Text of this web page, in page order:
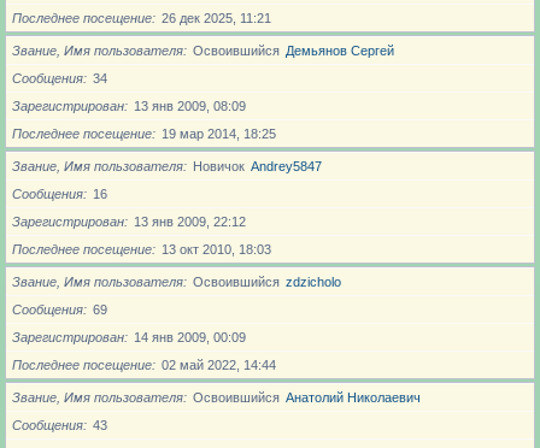
Последнее посещение
26 дек 2025, 11:21
Звание, Имя пользователя Освоившийся Демьянов Сергей
Сообщения
34
Зарегистрирован
13 янв 2009, 08:09
Последнее посещение
19 мар 2014, 18:25
Звание, Имя пользователя Новичoк Andrey5847
Сообщения
16
Зарегистрирован
13 янв 2009, 22:12
Последнее посещение
13 окт 2010, 18:03
Звание, Имя пользователя Освоившийся zdzicholo
Сообщения
69
Зарегистрирован
14 янв 2009, 00:09
Последнее посещение
02 май 2022, 14:44
Звание, Имя пользователя Освоившийся Анатолий Николаевич
Сообщения
43